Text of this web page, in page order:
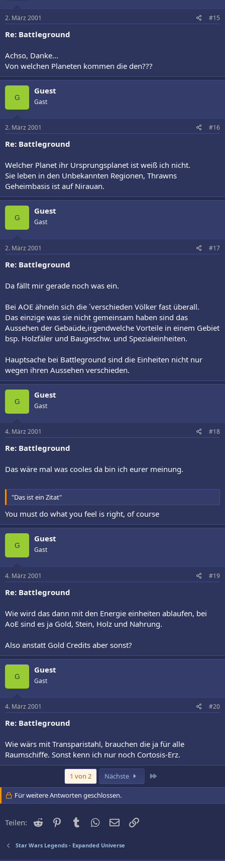
2. März 2001 #15
Re: Battleground
Achso, Danke...
Von welchen Planeten kommen die den???
G
Guest
Gast
2. März 2001 #16
Re: Battleground
Welcher Planet ihr Ursprungsplanet ist weiß ich nicht.
Sie leben in den Unbekannten Regionen, Thrawns
Geheimbasis ist auf Nirauan.
G
Guest
Gast
2. März 2001 #17
Re: Battleground
Da fällt mir gerade noch was ein.
Bei AOE ähneln sich die ´verschieden Völker fast überall.
Das einzige was sie nicht gemeinsam haben sind das
Aussehen der Gebaüde,irgendwelche Vorteile in einem Gebiet
bsp. Holzfäler und Baugeschw. und Spezialeinheiten.
Hauptsache bei Battleground sind die Einheiten nicht nur
wegen ihren Aussehen verschieden.
G
Guest
Gast
4. März 2001 #18
Re: Battleground
Das wäre mal was cooles da bin ich eurer meinung.
"Das ist ein Zitat"
You must do what you feel is right, of course
G
Guest
Gast
4. März 2001 #19
Re: Battleground
Wie wird das dann mit den Energie einheiten ablaufen, bei
AoE sind es ja Gold, Stein, Holz und Nahrung.
Also anstatt Gold Credits aber sonst?
G
Guest
Gast
4. März 2001 #20
Re: Battleground
Wie wärs mit Transparistahl, brauchen die ja für alle
Raumschiffe. Sonst kenn ich nur noch Cortosis-Erz.
1 von 2 Nächste
Für weitere Antworten geschlossen.
Teilen: Reddit PinterestTumblr WhatsApp
E-Mail
Star Wars Legends - Expanded Universe